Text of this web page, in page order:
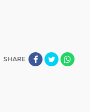
SHARE